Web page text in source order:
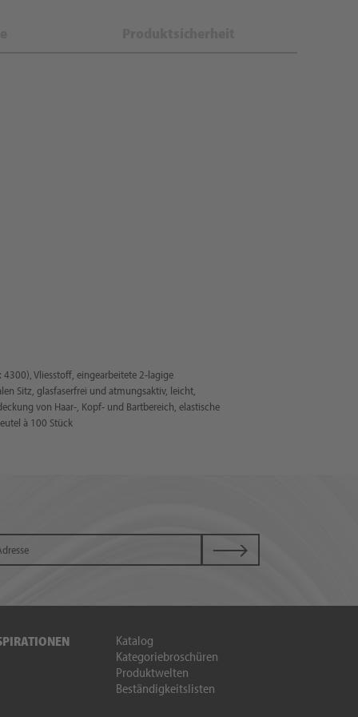
4300), Vliesstoff, eingearbeitete 2-lagige
Sitz, glasfaserfrei und atmungsaktiv, leicht,
von Haar-, Kopf- und Bartbereich, elastische
à 100 Stück
Katalog
Kategoriebroschüren
Produktwelten
Beständigkeitslisten